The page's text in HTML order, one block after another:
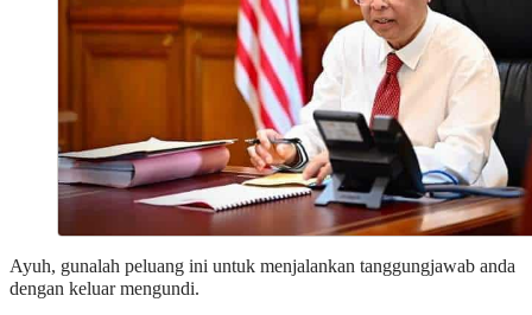
Ayuh, gunalah peluang ini untuk menjalankan tanggungjawab anda
dengan keluar mengundi.